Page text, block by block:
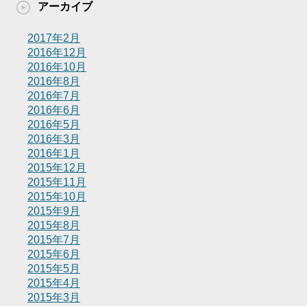
アーカイブ
2017年2月
2016年12月
2016年10月
2016年8月
2016年7月
2016年6月
2016年5月
2016年3月
2016年1月
2015年12月
2015年11月
2015年10月
2015年9月
2015年8月
2015年7月
2015年6月
2015年5月
2015年4月
2015年3月